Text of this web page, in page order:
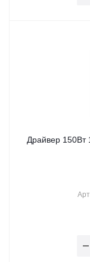
Драйвер